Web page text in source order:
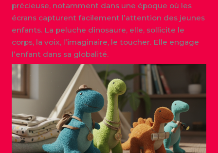
précieuse, notamment dans une époque où les
écrans capturent facilement l’attention des jeunes
enfants. La peluche dinosaure, elle, sollicite le
corps, la voix, l’imaginaire, le toucher. Elle engage
l’enfant dans sa globalité.